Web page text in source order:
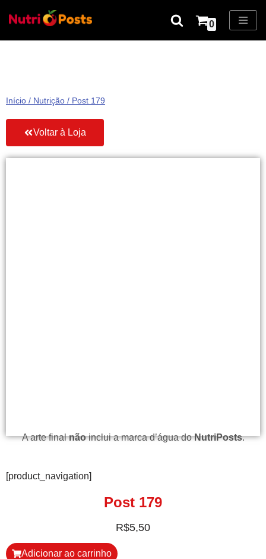
0
Início / Nutrição / Post 179
Voltar à Loja
A arte finalnãoinclui a marca d’água doNutriPosts.
[product_navigation]
Post 179
R$5,50
Adicionar ao carrinho